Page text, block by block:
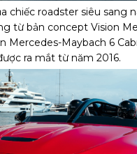
chiếc roadster siêu sang
từ bản concept Vision
Mercedes-Maybach 6
ra mắt từ năm 2016.